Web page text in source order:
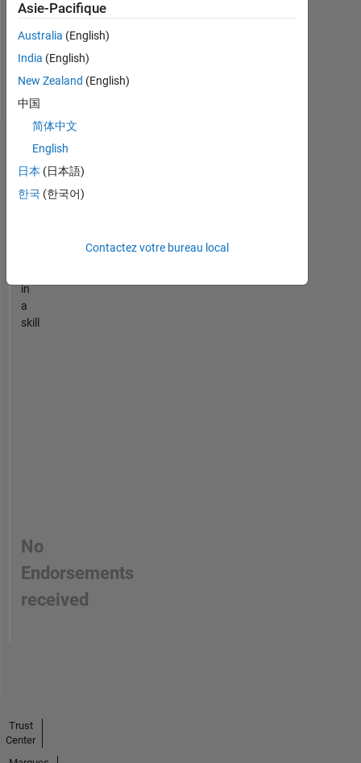
Processing,
Vibration
Spacecraft
Simulation,
Aerospace
Recommandations
Please
in
a
skill
No
Endorsements
received
Asie-Pacifique
Australia (English)
India (English)
New Zealand (English)
中国
简体中文
English
日本 (日本語)
한국 (한국어)
Contactez votre bureau local
Trust
Center